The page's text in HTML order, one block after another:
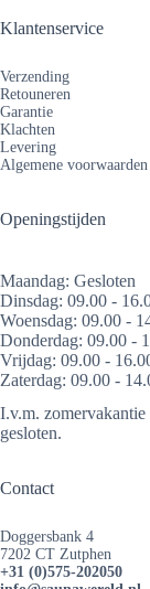
Klantenservice
Verzending
Retouneren
Garantie
Klachten
Levering
Algemene voorwaarden
Openingstijden
Maandag: Gesloten
Dinsdag: 09.00 -
Woensdag: 09.00 -
Donderdag: 09.00 -
Vrijdag: 09.00 -
Zaterdag: 09.00 -
I.v.m.
gesloten.
Contact
Doggersbank 4
7202 CT Zutphen
+31 (0)575-202050